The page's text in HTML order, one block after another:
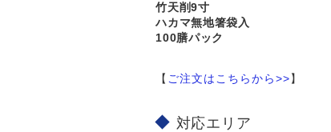
竹天削9寸
ハカマ無地箸袋入
100膳パック
【 ご注文はこちらから>>】
対応エリア